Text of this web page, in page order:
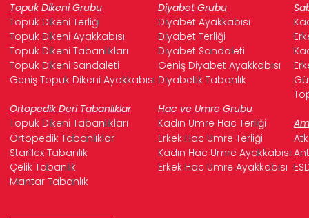
Topuk Dikeni Grubu Diyabet Grubu
Topuk Dikeni Terliği
Diyabet Ayakkabısı
Topuk Dikeni Ayakkabısı
Diyabet Terliği
Topuk Dikeni Tabanlıkları
Diyabet Sandaleti
Topuk Dikeni Sandaleti
Geniş Diyabet Ayakkabısı
Geniş Topuk Dikeni Ayakkabısı Diyabetik Tabanlık
Ortopedik Deri Tabanlıklar
Hac ve Umre Grubu
Topuk Dikeni Tabanlıkları
Kadın Umre Hac Terliği
Ortopedik Tabanlıklar
Erkek Hac Umre Terliği
Starflex Tabanlık
Kadın Hac Umre Ayakkabısı
Çelik Tabanlık
Erkek Hac Umre Ayakkabısı
Mantar Tabanlık